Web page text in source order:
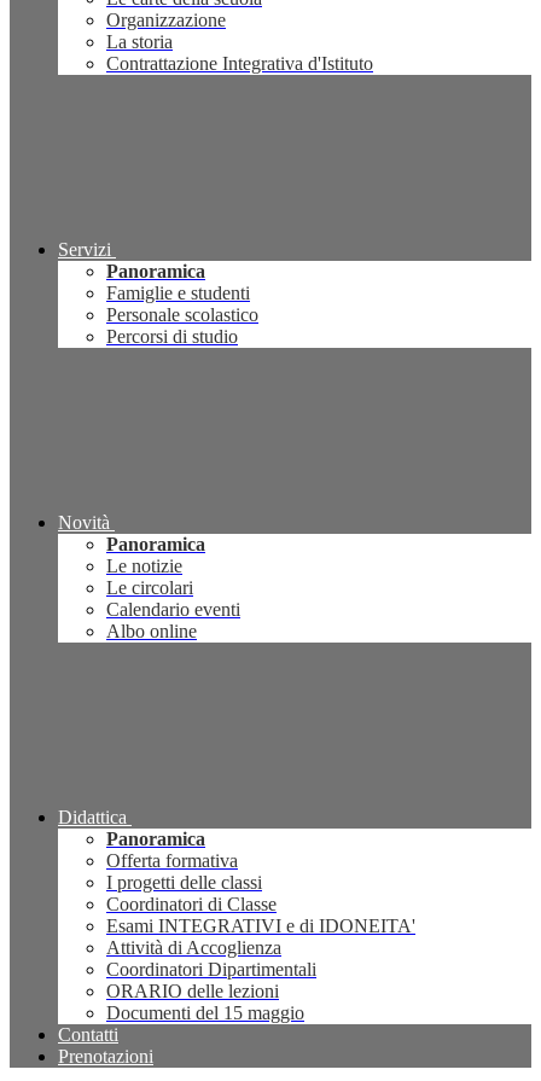
Organizzazione
La storia
Contrattazione Integrativa d'Istituto
Servizi
Panoramica
Famiglie e studenti
Personale scolastico
Percorsi di studio
Novità
Panoramica
Le notizie
Le circolari
Calendario eventi
Albo online
Didattica
Panoramica
Offerta formativa
I progetti delle classi
Coordinatori di Classe
Esami INTEGRATIVI e di IDONEITA'
Attività di Accoglienza
Coordinatori Dipartimentali
ORARIO delle lezioni
Documenti del 15 maggio
Contatti
Prenotazioni